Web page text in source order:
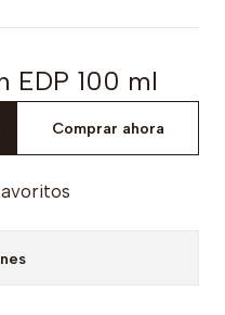
EDP 100 ml
Comprar ahora